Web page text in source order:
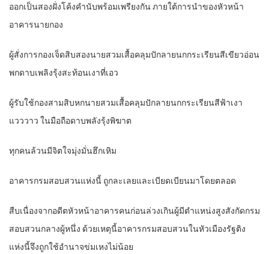
ออกเป็นสองฝั่งโค้งคำนับพร้อมเพรียงกัน ภายใต้การนำของหัวหน้า
อาคารนายกอง
ผู้สั่งการกองเจ็ดสิบสองนายสวมเสื้อคลุมปักลายนกกระเรียนสีเขียวอ่อน
พกดาบเพลิงรุ้งสะท้อนเงาที่เอว
ผู้รับใช้กองสามสิบหกนายสวมเสื้อคลุมปักลายนกกระเรียนสีฟ้าเงา
แวววาว ในมือถือดาบพลังรุ้งพิฆาต
ทุกคนล้วนมีจิตใจมุ่งมั่นฮึกเหิม
อาคารกรมสอบสวนแห่งนี้ ถูกละเลยและเบียดเบียนมาโดยตลอด
สืบเนื่องจากอดีตหัวหน้าอาคารคนก่อนล่วงเกินผู้มีตำแหน่งสูงสังกัดกรม
สอบสวนกลางผู้หนึ่ง ด้วยเหตุนี้อาคารกรมสอบสวนในหัวเมืองรัฐติง
แห่งนี้จึงถูกใช้อำนาจข่มเหงไม่น้อย